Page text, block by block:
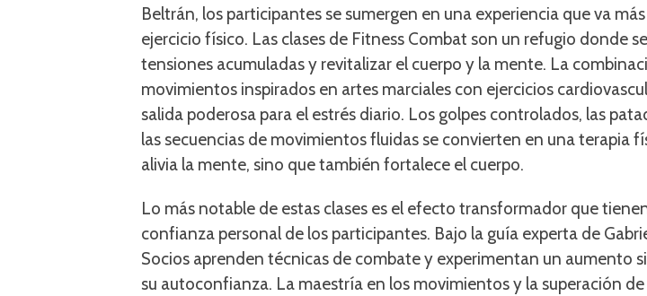
Beltrán, los participantes se sumergen en una experiencia que va
ejercicio físico. Las clases de Fitness Combat son un refugio donde
tensiones acumuladas y revitalizar el cuerpo y la mente. La
movimientos inspirados en artes marciales con ejercicios
salida poderosa para el estrés diario. Los golpes controlados, las
las secuencias de movimientos fluidas se convierten en una terapia
alivia la mente, sino que también fortalece el cuerpo.
Lo más notable de estas clases es el efecto transformador que
confianza personal de los participantes. Bajo la guía experta de
Socios aprenden técnicas de combate y experimentan un aumento
su autoconfianza. La maestría en los movimientos y la superación